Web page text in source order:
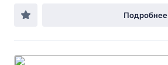
Подробнее